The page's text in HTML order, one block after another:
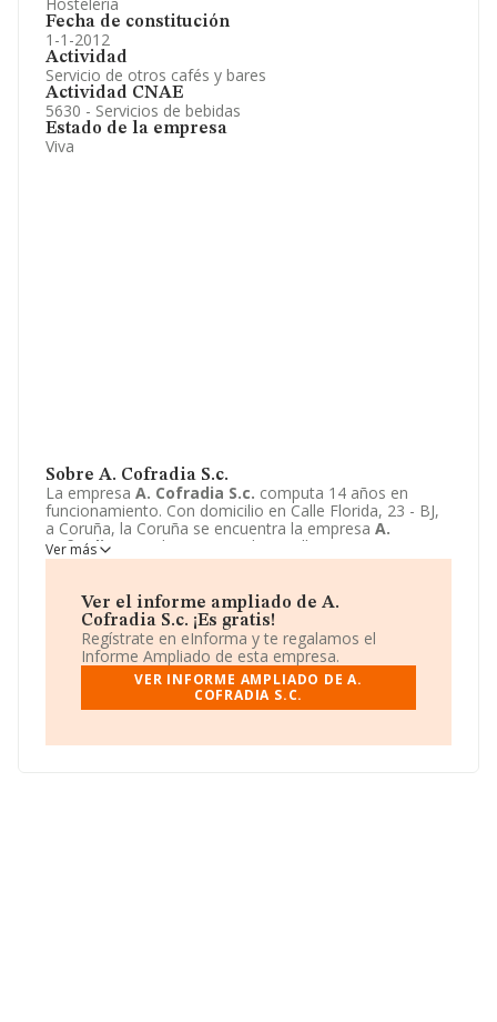
Fecha de constitución
1-1-2012
Actividad
Servicio de otros cafés y bares
Actividad CNAE
5630 - Servicios de bebidas
Estado de la empresa
Viva
Sobre A. Cofradia S.c.
La empresa A. Cofradia S.c. computa 14 años en
funcionamiento. Con domicilio en Calle Florida, 23 - BJ,
a Coruña, la Coruña se encuentra la empresa A.
Cofradia S.c.
. El CNAE que desarrolla es 5630 -
Servicios de bebidas.A. Cofradia S.c.está definida
Ver más
Ver el informe ampliado de A.
Cofradia S.c. ¡Es gratis!
Regístrate en eInforma y te regalamos el
Informe Ampliado de esta empresa.
VER INFORME AMPLIADO DE A.
COFRADIA S.C.